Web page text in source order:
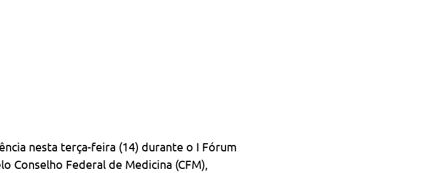
nesta terça-feira (14) durante o I Fórum
Conselho Federal de Medicina (CFM),